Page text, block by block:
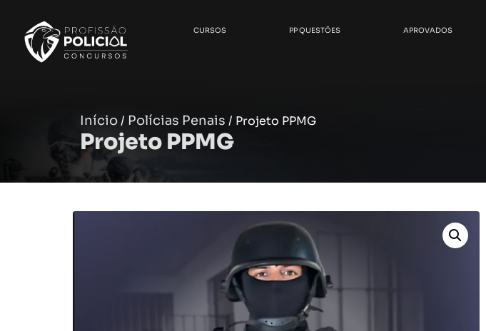
CURSOS PP QUESTÕES APROVADOS
Início/ Polícias Penais / Projeto PPMG
Projeto PPMG